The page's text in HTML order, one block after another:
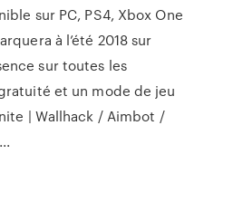
sur PC, PS4, Xbox One
à l’été 2018 sur
sur toutes les
et un mode de jeu
| Wallhack / Aimbot /